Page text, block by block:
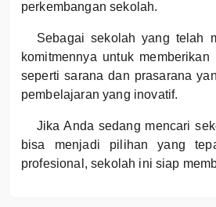
perkembangan sekolah.
Sebagai sekolah yang telah
komitmennya untuk
seperti sarana dan prasarana
pembelajaran yang inovatif.
Jika Anda sedang mencari
bisa menjadi pilihan yang
profesional, sekolah ini siap